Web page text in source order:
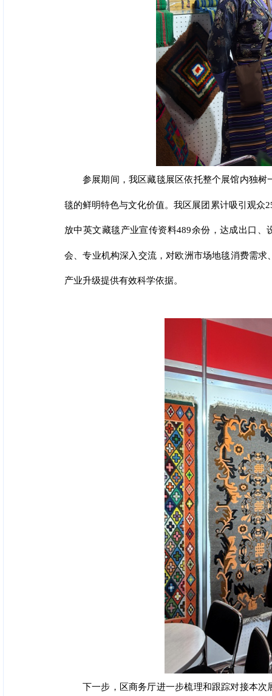
参展期间，我区藏毯展区依托整个展馆内独
毯的鲜明特色与文化价值。我区展团累计吸引观众
放中英文藏毯产业宣传资料489余份，达成出口
会、专业机构深入交流，对欧洲市场地毯消费需
产业升级提供有效科学依据。
下一步，区商务厅进一步梳理和跟踪对接本